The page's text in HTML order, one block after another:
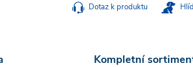
Dotaz k produktu
Kompletní